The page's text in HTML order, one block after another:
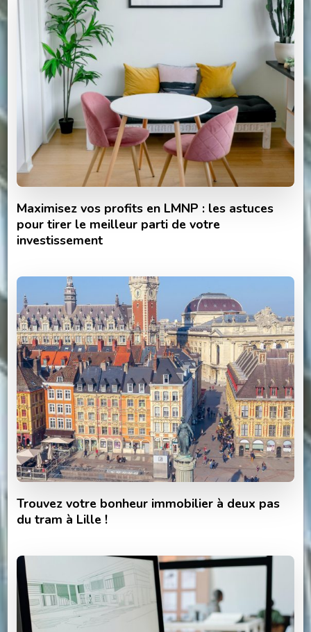
Maximisez vos profits en LMNP : les astuces
pour tirer le meilleur parti de votre
investissement
Trouvez votre bonheur immobilier à deux pas
du tram à Lille !